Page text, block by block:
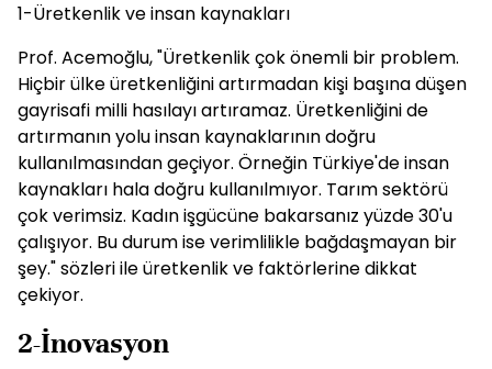
1-Üretkenlik ve insan kaynakları
Prof. Acemoğlu, "Üretkenlik çok önemli bir problem.
Hiçbir ülke üretkenliğini artırmadan kişi başına düşen
gayrisafi milli hasılayı artıramaz. Üretkenliğini de
artırmanın yolu insan kaynaklarının doğru
kullanılmasından geçiyor. Örneğin Türkiye'de insan
kaynakları hala doğru kullanılmıyor. Tarım sektörü
çok verimsiz. Kadın işgücüne bakarsanız yüzde 30'u
çalışıyor. Bu durum ise verimlilikle bağdaşmayan bir
şey." sözleri ile üretkenlik ve faktörlerine dikkat
çekiyor.
2-İnovasyon